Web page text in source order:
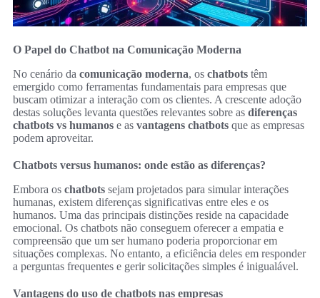
O Papel do Chatbot na Comunicação Moderna
No cenário da comunicação moderna, os chatbots têm
emergido como ferramentas fundamentais para empresas que
buscam otimizar a interação com os clientes. A crescente adoção
destas soluções levanta questões relevantes sobre as diferenças
chatbots vs humanos e as vantagens chatbots que as empresas
podem aproveitar.
Chatbots versus humanos: onde estão as diferenças?
Embora os chatbots sejam projetados para simular interações
humanas, existem diferenças significativas entre eles e os
humanos. Uma das principais distinções reside na capacidade
emocional. Os chatbots não conseguem oferecer a empatia e
compreensão que um ser humano poderia proporcionar em
situações complexas. No entanto, a eficiência deles em responder
a perguntas frequentes e gerir solicitações simples é inigualável.
Vantagens do uso de chatbots nas empresas